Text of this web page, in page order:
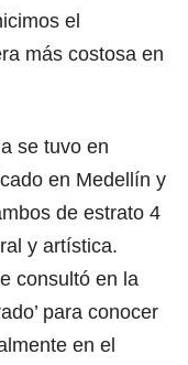
el
más costosa en
se tuvo en
en Medellín y
de estrato 4
y artística.
consultó en la
para conocer
en el